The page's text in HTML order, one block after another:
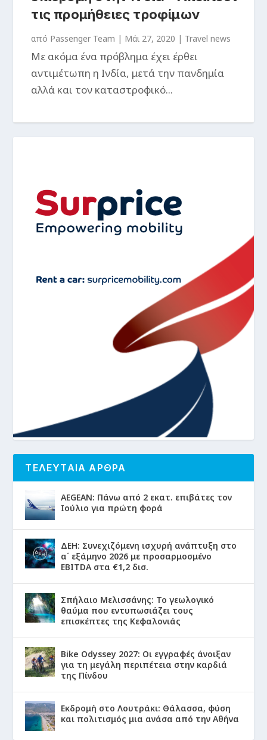
τις προμήθειες τροφίμων
από Passenger Team | Μάι 27, 2020 | Travel news
Με ακόμα ένα πρόβλημα έχει έρθει
αντιμέτωπη η Ινδία, μετά την πανδημία
αλλά και τον καταστροφικό...
ΤΕΛΕΥΤΑΙΑ ΑΡΘΡΑ
AEGEAN: Πάνω από 2 εκατ. επιβάτες τον
Ιούλιο για πρώτη φορά
ΔΕΗ: Συνεχιζόμενη ισχυρή ανάπτυξη στο
α΄ εξάμηνο 2026 με προσαρμοσμένο
EBITDA στα €1,2 δισ.
Σπήλαιο Μελισσάνης: Το γεωλογικό
θαύμα που εντυπωσιάζει τους
επισκέπτες της Κεφαλονιάς
Bike Odyssey 2027: Οι εγγραφές άνοιξαν
για τη μεγάλη περιπέτεια στην καρδιά
της Πίνδου
Εκδρομή στο Λουτράκι: Θάλασσα, φύση
και πολιτισμός μια ανάσα από την Αθήνα